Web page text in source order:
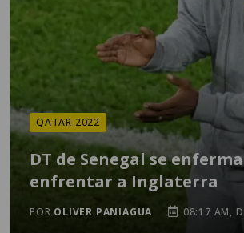
QATAR 2022
DT de Senegal se
enfrentar a Inglaterra
POR OLIVER PANIAGUA 08:17 AM,